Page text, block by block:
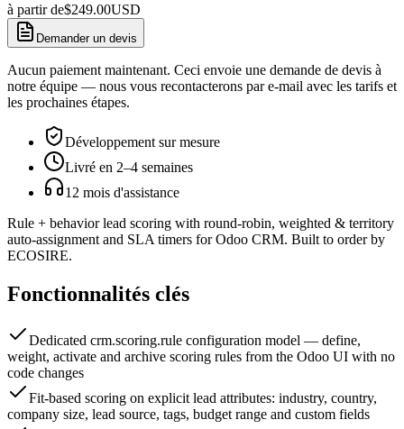
à partir de$249.00USD
Demander un devis
Aucun paiement maintenant. Ceci envoie une demande de devis à
notre équipe — nous vous recontacterons par e-mail avec les tarifs et
les prochaines étapes.
Développement sur mesure
Livré en 2–4 semaines
12 mois d'assistance
Rule + behavior lead scoring with round-robin, weighted & territory
auto-assignment and SLA timers for Odoo CRM. Built to order by
ECOSIRE.
Fonctionnalités clés
Dedicated crm.scoring.rule configuration model — define,
weight, activate and archive scoring rules from the Odoo UI with no
code changes
Fit-based scoring on explicit lead attributes: industry, country,
company size, lead source, tags, budget range and custom fields